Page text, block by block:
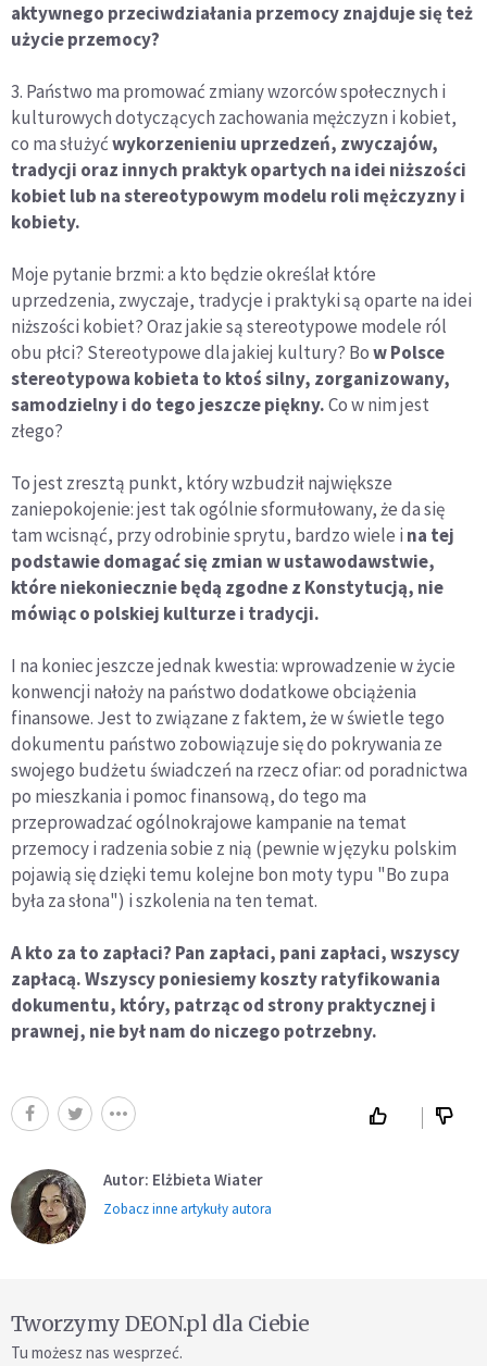
aktywnego przeciwdziałania przemocy znajduje się też
użycie przemocy?
3. Państwo ma promować zmiany wzorców społecznych i
kulturowych dotyczących zachowania mężczyzn i kobiet,
co ma służyćwykorzenieniu uprzedzeń, zwyczajów,
tradycji oraz innych praktyk opartych na idei niższości
kobiet lub na stereotypowym modelu roli mężczyzny i
kobiety.
Moje pytanie brzmi: a kto będzie określał które
uprzedzenia, zwyczaje, tradycje i praktyki są oparte na idei
niższości kobiet? Oraz jakie są stereotypowe modele ról
obu płci? Stereotypowe dla jakiej kultury? Bow Polsce
stereotypowa kobieta to ktoś silny, zorganizowany,
samodzielny i do tego jeszcze piękny.Co w nim jest
złego?
To jest zresztą punkt, który wzbudził największe
zaniepokojenie: jest tak ogólnie sformułowany, że da się
tam wcisnąć, przy odrobinie sprytu, bardzo wiele i na tej
podstawie domagać się zmian w ustawodawstwie,
które niekoniecznie będą zgodne z Konstytucją, nie
mówiąc o polskiej kulturze i tradycji.
I na koniec jeszcze jednak kwestia: wprowadzenie w życie
konwencji nałoży na państwo dodatkowe obciążenia
finansowe. Jest to związane z faktem, że w świetle tego
dokumentu państwo zobowiązuje się do pokrywania ze
swojego budżetu świadczeń na rzecz ofiar: od poradnictwa
po mieszkania i pomoc finansową, do tego ma
przeprowadzać ogólnokrajowe kampanie na temat
przemocy i radzenia sobie z nią (pewnie w języku polskim
pojawią się dzięki temu kolejne bon moty typu "Bo zupa
była za słona") i szkolenia na ten temat.
A kto za to zapłaci? Pan zapłaci, pani zapłaci, wszyscy
zapłacą. Wszyscy poniesiemy koszty ratyfikowania
dokumentu, który, patrząc od strony praktycznej i
prawnej, nie był nam do niczego potrzebny.
Autor: Elżbieta Wiater
Zobacz inne artykuły autora
Tworzymy DEON.pl dla Ciebie
Tu możesz nas wesprzeć.